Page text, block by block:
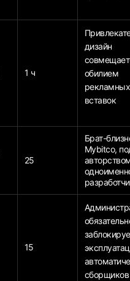
1 ч
дизайн
обилием
рекламных
вставок
25
Брат-
Mybitco,
15
сборщиков